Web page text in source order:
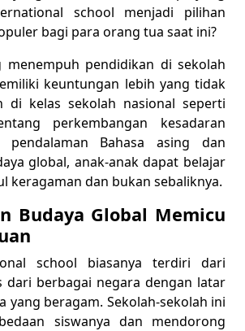
school menjadi pilihan
bagi para orang tua saat ini?
menempuh pendidikan di sekolah
keuntungan lebih yang tidak
di kelas sekolah nasional seperti
perkembangan kesadaran
pendalaman Bahasa asing dan
global, anak-anak dapat belajar
keragaman dan bukan sebaliknya.
Budaya Global Memicu
school biasanya terdiri dari
dari berbagai negara dengan latar
yang beragam. Sekolah-sekolah ini
siswanya dan mendorong